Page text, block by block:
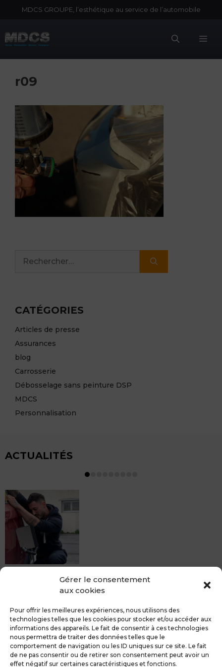
Gérer le consentement
aux cookies
Pour offrir les meilleures expériences, nous utilisons des
technologies telles que les cookies pour stocker et/ou accéder aux
informations des appareils. Le fait de consentir à ces technologies
nous permettra de traiter des données telles que le
comportement de navigation ou les ID uniques sur ce site. Le fait
de ne pas consentir ou de retirer son consentement peut avoir un
effet négatif sur certaines caractéristiques et fonctions.
MDCS GROUPE, l’esthétique au service de l’automobile
r09
CATÉGORIES
Articles de presse
Assurances
blog
Carrosserie
Débosselage sans peinture DSP
MDCS
Personnalisation
ACTUALITÉS
peinture, sans rendez-vous mais Avec le sourire :)
du débosselage vous accueille sans rendez-...
MDCS GROUPE Mentions légales